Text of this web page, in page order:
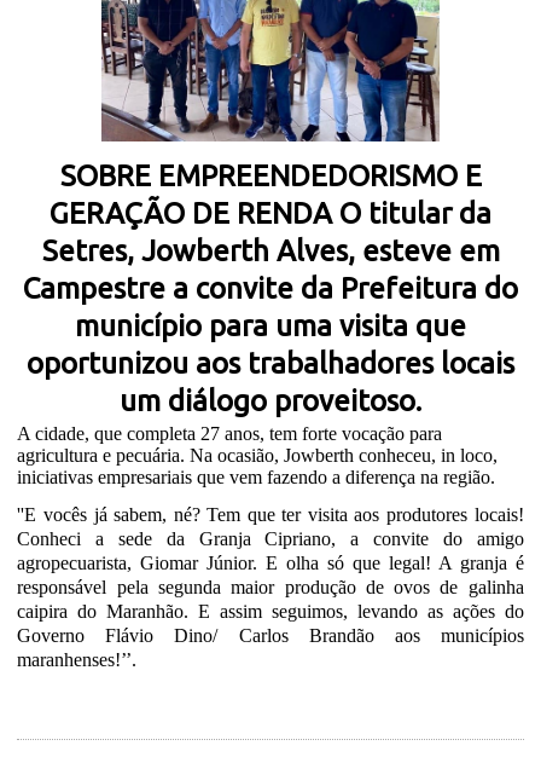
SOBRE EMPREENDEDORISMO E
GERAÇÃO DE RENDA O titular da
Setres, Jowberth Alves, esteve em
Campestre a convite da Prefeitura do
município para uma visita que
oportunizou aos trabalhadores locais
um diálogo proveitoso.
A cidade, que completa 27 anos, tem forte vocação para
agricultura e pecuária. Na ocasião, Jowberth conheceu, in loco,
iniciativas empresariais que vem fazendo a diferença na região.
''E vocês já sabem, né? Tem que ter visita aos produtores locais!
Conheci a sede da Granja Cipriano, a convite do amigo
agropecuarista, Giomar Júnior. E olha só que legal! A granja é
responsável pela segunda maior produção de ovos de galinha
caipira do Maranhão. E assim seguimos, levando as ações do
Governo Flávio Dino/ Carlos Brandão aos municípios
maranhenses!’’.